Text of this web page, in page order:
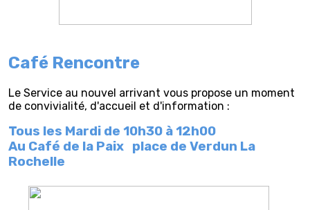
Café Rencontre
Le Service au nouvel arrivant vous propose un moment
de convivialité, d'accueil et d'information :
Tous les Mardi de 10h30 à 12h00
Au Café de la Paix place de Verdun La
Rochelle